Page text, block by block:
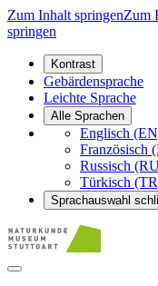
Zum Inhalt springenZum
springen
Kontrast
Gebärdensprache
Leichte Sprache
Alle Sprachen
Englisch
Französisch
Russisch
Türkisch
Sprachauswahl